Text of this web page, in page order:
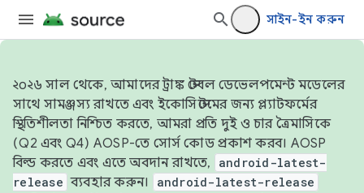
সাইন-ইন করুন
২০২৬ সাল থেকে, আমাদের ট্রাঙ্ক স্টেবল ডেভেলপমেন্ট মডেলের
সাথে সামঞ্জস্য রাখতে এবং ইকোসিস্টেমের জন্য প্ল্যাটফর্মের
স্থিতিশীলতা নিশ্চিত করতে, আমরা প্রতি দুই ও চার ত্রৈমাসিকে
(Q2 এবং Q4) AOSP-তে সোর্স কোড প্রকাশ করব। AOSP
বিল্ড করতে এবং এতে অবদান রাখতে,
android-latest-
release ব্যবহার করুন। android-latest-release